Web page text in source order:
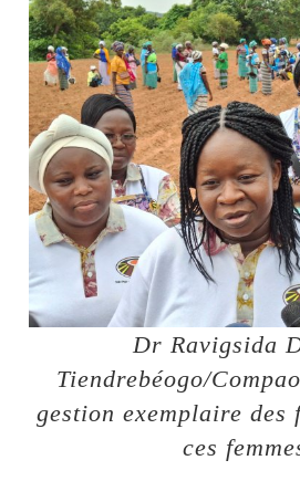
Dr Ravigsida
Tiendrebéogo/
gestion exemplaire des
ces